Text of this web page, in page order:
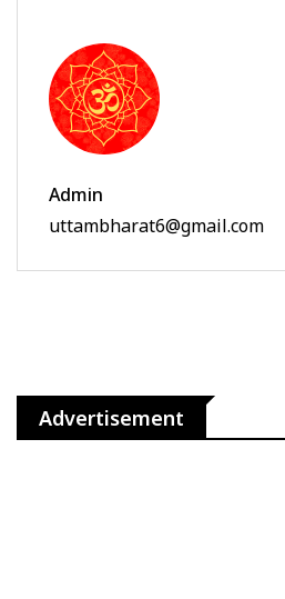
Admin
uttambharat6@gmail.com
Advertisement